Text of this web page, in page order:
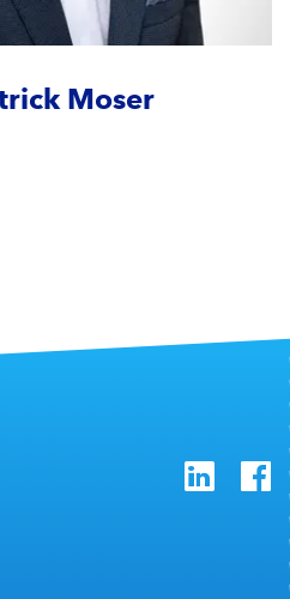
Moser